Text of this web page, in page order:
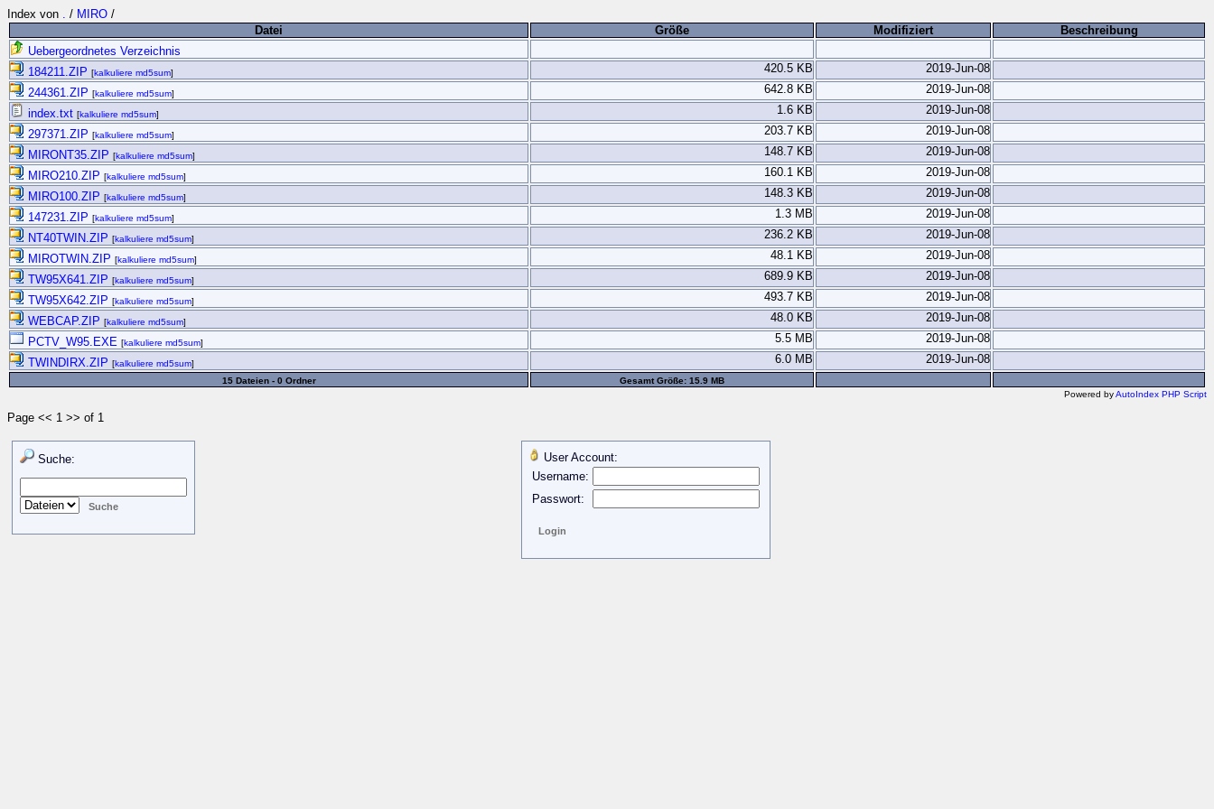
Index von . / MIRO /
Datei
Größe Modifiziert
Beschreibung
Uebergeordnetes Verzeichnis
184211.ZIP [kalkuliere md5sum] 420.5 KB
2019-Jun-08
244361.ZIP [kalkuliere md5sum] 642.8 KB
2019-Jun-08
index.txt [kalkuliere md5sum] 1.6 KB
2019-Jun-08
297371.ZIP [kalkuliere md5sum] 203.7 KB
2019-Jun-08
MIRONT35.ZIP [kalkuliere md5sum] 148.7 KB
2019-Jun-08
MIRO210.ZIP [kalkuliere md5sum] 160.1 KB
2019-Jun-08
MIRO100.ZIP [kalkuliere md5sum] 148.3 KB
2019-Jun-08
147231.ZIP [kalkuliere md5sum] 1.3 MB
2019-Jun-08
NT40TWIN.ZIP [kalkuliere md5sum] 236.2 KB
2019-Jun-08
MIROTWIN.ZIP [kalkuliere md5sum] 48.1 KB
2019-Jun-08
TW95X641.ZIP [kalkuliere md5sum] 689.9 KB
2019-Jun-08
TW95X642.ZIP [kalkuliere md5sum] 493.7 KB
2019-Jun-08
WEBCAP.ZIP [kalkuliere md5sum] 48.0 KB
2019-Jun-08
PCTV_W95.EXE [kalkuliere md5sum] 5.5 MB
2019-Jun-08
TWINDIRX.ZIP [kalkuliere md5sum] 6.0 MB 2019-Jun-08
15 Dateien - 0 Ordner
Gesamt Größe: 15.9 MB
Powered byAutoIndex PHP Script
Page << 1 >> of 1
Suche:
User Account:
Username:
Passwort: